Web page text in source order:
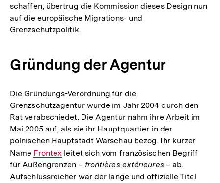
schaffen, übertrug die Kommission dieses Design nun
auf die europäische Migrations- und
Grenzschutzpolitik.
Gründung der Agentur
Die Gründungs-Verordnung für die
Grenzschutzagentur wurde im Jahr 2004 durch den
Rat verabschiedet. Die Agentur nahm ihre Arbeit im
Mai 2005 auf, als sie ihr Hauptquartier in der
polnischen Hauptstadt Warschau bezog. Ihr kurzer
Name Interner
Link:
Frontex leitet sich vom französischen Begriff
für Außengrenzen – frontières extérieures– ab.
Aufschlussreicher war der lange und offizielle Titel